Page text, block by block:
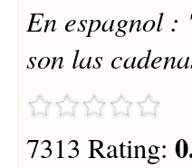
En espagnol :
son las
7313 Rating: